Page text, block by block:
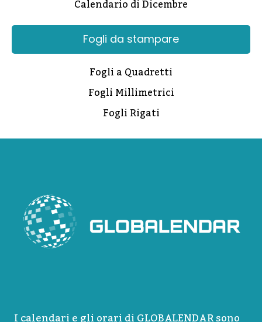
Calendario di Dicembre
Fogli da stampare
Fogli a Quadretti
Fogli Millimetrici
Fogli Rigati